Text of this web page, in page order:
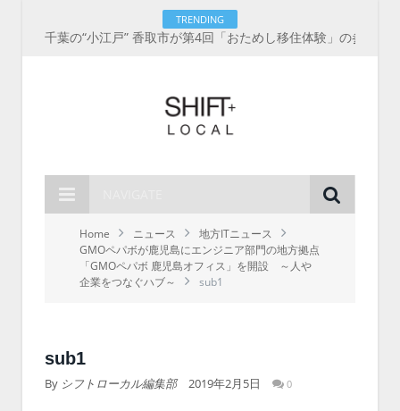
TRENDING
Home ニュース
地方ITニュース
GMOペパボが鹿児島にエンジニア部門の地方拠点
「GMOペパボ 鹿児島オフィス」を開設 ～人や
企業をつなぐハブ～
sub1
sub1
By シフトローカル編集部 2019年2月5日 0